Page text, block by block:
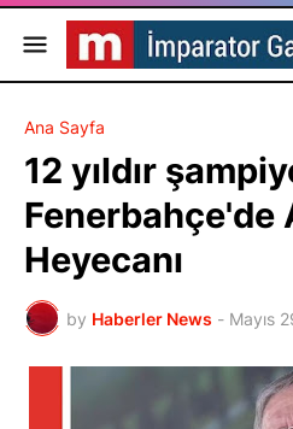
Ana Sayfa
12 yıldır
Fenerbahçe'de
Heyecanı
by Haberler News - Mayıs